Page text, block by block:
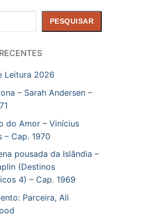
PESQUISAR
Leitura 2026
– Sarah Andersen –
do Amor – Vinícius
– Cap. 1970
pousada da Islândia –
(Destinos
4) – Cap. 1969
Parceira, Ali